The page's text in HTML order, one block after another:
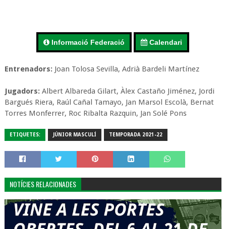
Informació Federació Calendari
Entrenadors: Joan Tolosa Sevilla, Adrià Bardeli Martínez
Jugadors: Albert Albareda Gilart, Àlex Castaño Jiménez, Jordi
Bargués Riera, Raúl Cañal Tamayo, Jan Marsol Escolà, Bernat
Torres Monferrer, Roc Ribalta Razquin, Jan Solé Pons
ETIQUETES: JÚNIOR MASCULÍ TEMPORADA 2021-22
NOTÍCIES RELACIONADES